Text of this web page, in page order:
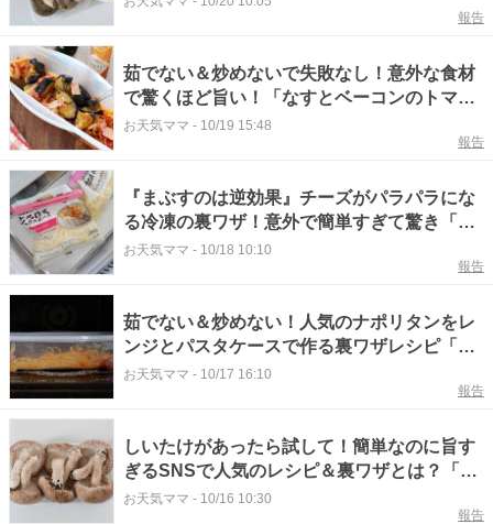
報告
茹でない＆炒めないで失敗なし！意外な食材
で驚くほど旨い！「なすとベーコンのトマト
スパゲティ」裏ワザ
お天気ママ - 10/19 15:48
報告
『まぶすのは逆効果』チーズがパラパラにな
る冷凍の裏ワザ！意外で簡単すぎて驚き「す
ぐに試します」
お天気ママ - 10/18 10:10
報告
茹でない＆炒めない！人気のナポリタンをレ
ンジとパスタケースで作る裏ワザレシピ「麺
がモチモチいいね」
お天気ママ - 10/17 16:10
報告
しいたけがあったら試して！簡単なのに旨す
ぎるSNSで人気のレシピ＆裏ワザとは？「洋
風でおもしろい」
お天気ママ - 10/16 10:30
報告